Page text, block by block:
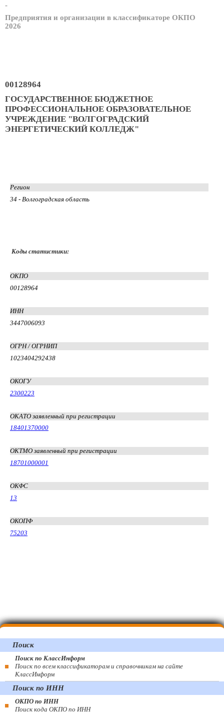
-
Предприятия и организации в классификаторе ОКПО
2026
00128964
ГОСУДАРСТВЕННОЕ БЮДЖЕТНОЕ
ПРОФЕССИОНАЛЬНОЕ ОБРАЗОВАТЕЛЬНОЕ
УЧРЕЖДЕНИЕ "ВОЛГОГРАДСКИЙ
ЭНЕРГЕТИЧЕСКИЙ КОЛЛЕДЖ"
Регион
34 - Волгоградская область
Коды статистики:
ОКПО
00128964
ИНН
3447006093
ОГРН / ОГРНИП
1023404292438
ОКОГУ
2300223
ОКАТО заявленный при регистрации
18401370000
ОКТМО заявленный при регистрации
18701000001
ОКФС
13
ОКОПФ
75203
Поиск
Поиск по КлассИнформ
Поиск по всем классификаторам и справочникам на сайте
КлассИнформ
Поиск по ИНН
ОКПО по ИНН
Поиск кода ОКПО по ИНН